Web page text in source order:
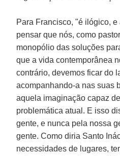
Para Francisco, "é ilógico,
pensar que nós, como
monopólio das soluções
que a vida contemporânea
contrário, devemos ficar do
acompanhando-a nas suas
aquela imaginação capaz
problemática atual. E isso
gente, e nunca pela nossa
gente. Como diria Santo
necessidades de lugares,